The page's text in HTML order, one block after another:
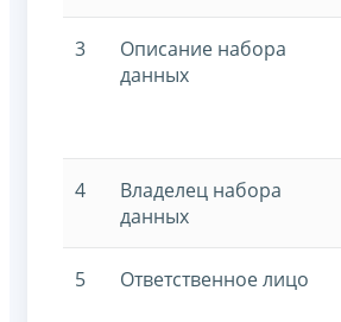
3
Описание набора
данных
4
Владелец набора
данных
5 Ответственное лицо